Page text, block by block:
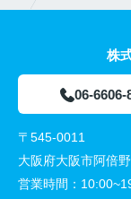
株
06-6606-
〒545-0011
大阪府大阪市阿倍
営業時間：